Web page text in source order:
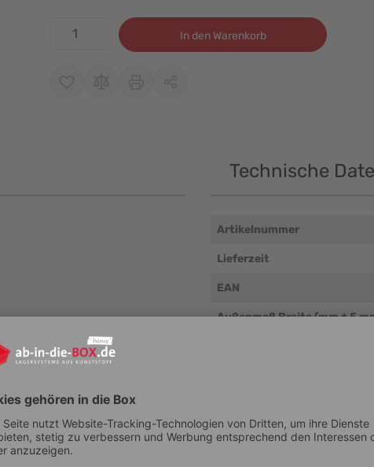
In den Warenkorb
Technische
Artikelnummer
Lieferzeit
EAN
Außenmaß Breite (mm ± 5
Temperaturbeständigkeit